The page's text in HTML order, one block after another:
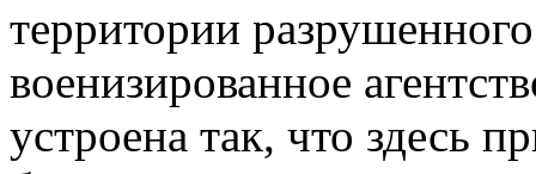
территории
военизированное
устроена так, что здесь